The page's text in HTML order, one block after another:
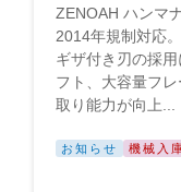
ZENOAH ハンマ
2014年規制対応
ギザ付き刃の採
フト、大容量フ
取り能力が向上...
お知らせ 機械入